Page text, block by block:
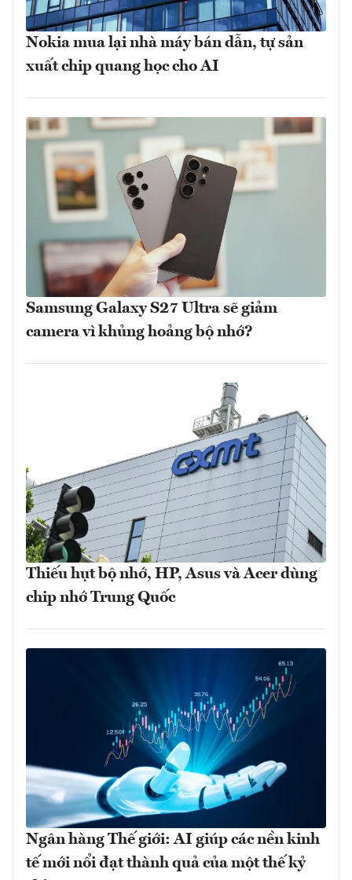
Nokia mua lại nhà máy bán dẫn, tự sản
xuất chip quang học cho AI
Samsung Galaxy S27 Ultra sẽ giảm
camera vì khủng hoảng bộ nhớ?
Thiếu hụt bộ nhớ, HP, Asus và Acer dùng
chip nhớ Trung Quốc
Ngân hàng Thế giới: AI giúp các nền kinh
tế mới nổi đạt thành quả của một thế kỷ